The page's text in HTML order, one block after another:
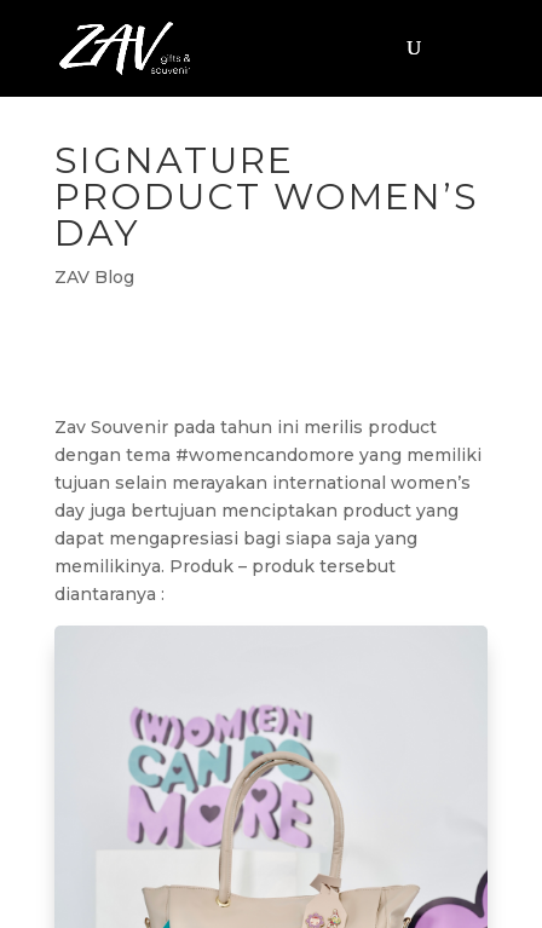
SIGNATURE
PRODUCT WOMEN’S
DAY
ZAV Blog
Zav Souvenir pada tahun ini merilis product
dengan tema #womencandomore yang memiliki
tujuan selain merayakan international women’s
day juga bertujuan menciptakan product yang
dapat mengapresiasi bagi siapa saja yang
memilikinya. Produk – produk tersebut
diantaranya :